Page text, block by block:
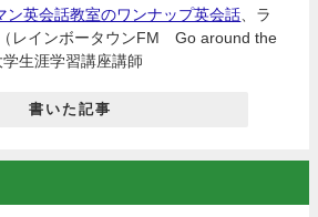
ン英会話教室のワンナップ英会話 、ラ
レインボータウンFM Go around the
生涯学習講座講師
書いた記事